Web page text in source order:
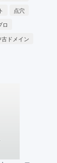
点穴
ロ
古ドメイン